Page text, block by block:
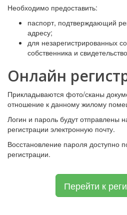
Необходимо предоставить:
паспорт, подтверждающий
адресу;
для незарегистрированных
собственника и
Онлайн
Прикладываются фото/сканы
отношение к данному жилому
Логин и пароль будут отправлены
регистрации электронную почту.
Восстановление пароля доступно
регистрации.
Перейти к